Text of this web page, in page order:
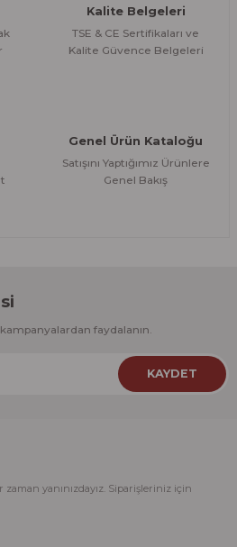
Kalite Belgeleri
TSE & CE Sertifikaları ve
Kalite Güvence Belgeleri
Genel Ürün Kataloğu
Satışını Yaptığımız Ürünlere
Genel Bakış
faydalanın.
KAYDET
yanınızdayız. Siparişleriniz için